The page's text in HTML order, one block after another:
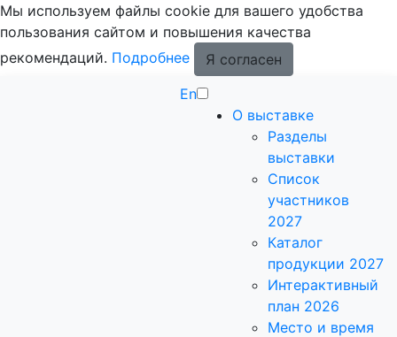
Мы используем файлы cookie для вашего удобства
пользования сайтом и повышения качества
рекомендаций. Подробнее
Я согласен
En
О выставке
Разделы
выставки
Список
участников
2027
Каталог
продукции 2027
Интерактивный
план 2026
Место и время